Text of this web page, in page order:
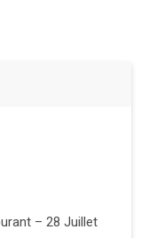
– 28 Juillet